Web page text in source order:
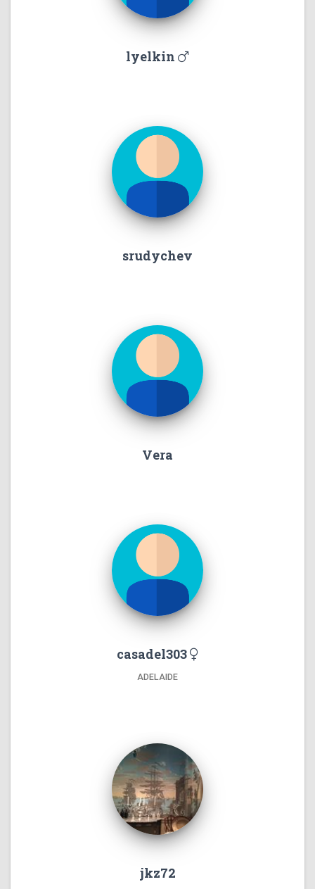
lyelkin
srudychev
Vera
casadel303
ADELAIDE
jkz72